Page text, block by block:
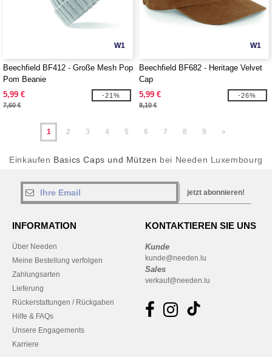
W1
Beechfield BF412 - Große Mesh Pop
Pom Beanie
5,99 €
7,60 €
-21%
W1
Beechfield BF682 - Heritage Velvet
Cap
5,99 €
8,10 €
-26%
1 2 3 4 5 6 7 8 9 »
Einkaufen Basics Caps und Mützen bei Needen Luxembourg
jetzt abonnieren!
INFORMATION
Über Needen
Meine Bestellung verfolgen
Zahlungsarten
Lieferung
Rückerstattungen / Rückgaben
Hilfe & FAQs
Unsere Engagements
Karriere
KONTAKTIEREN SIE UNS
Kunde
kunde@needen.lu
Sales
verkauf@needen.lu